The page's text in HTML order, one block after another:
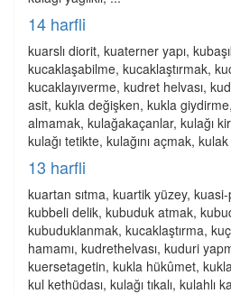
14 harfli
kuarslı diorit, kuaterner yapı,
kucaklaşabilme, kucaklaştırmak,
kucaklayıverme, kudret helvası,
asit, kukla değişken, kukla
almamak, kulağakaçanlar, kulağı
kulağı tetikte, kulağını açmak,
13 harfli
kuartan sıtma, kuartik yüzey,
kubbeli delik, kubuduk atmak,
kubuduklanmak, kucaklaştırma,
hamamı, kudrethelvası, kuduri
kuersetagetin, kukla hükûmet,
kul kethüdası, kulağı tıkalı, kulahlı